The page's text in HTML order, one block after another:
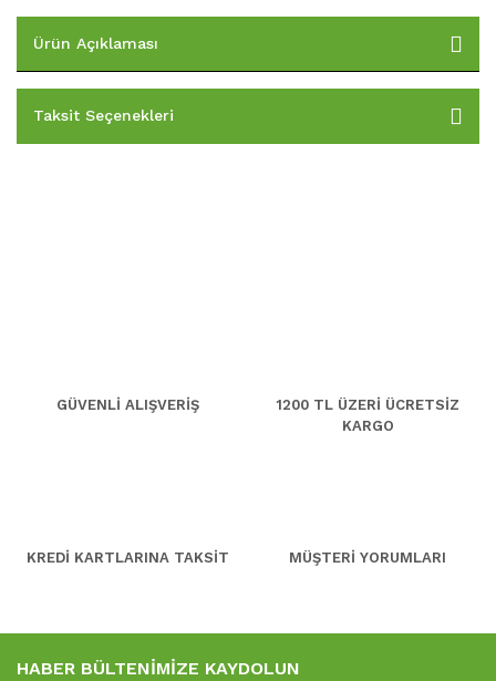
Ürün Açıklaması
Taksit Seçenekleri
GÜVENLİ ALIŞVERİŞ
1200 TL ÜZERİ ÜCRETSİZ
KARGO
KREDİ KARTLARINA TAKSİT MÜŞTERİ YORUMLARI
HABER BÜLTENİMİZE KAYDOLUN